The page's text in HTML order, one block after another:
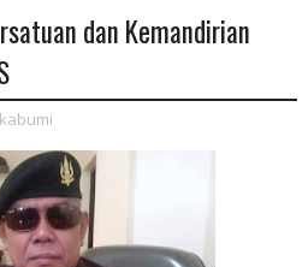
dan Kemandirian